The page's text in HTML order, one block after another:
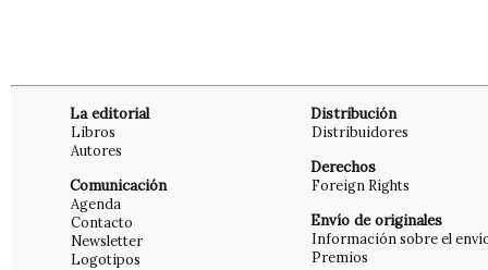
La editorial
Libros
Autores
Comunicación
Agenda
Contacto
Newsletter
Logotipos
Distribución
Distribuidores
Derechos
Foreign Rights
Envío de originales
Información sobre el
Premios